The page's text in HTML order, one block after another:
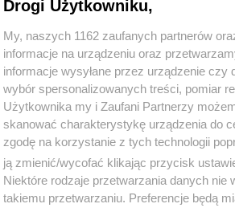
Polityka
PiS
Rząd
Drogi Użytkowniku,
My, naszych 1162 zaufanych partnerów
informacje na urządzeniu oraz
informacje wysyłane przez urządzenie
wybór spersonalizowanych treści, pomiar
Użytkownika my i Zaufani Partnerzy
skanować charakterystykę urządzenia do
zgodę na korzystanie z tych technologii
ją zmienić/wycofać klikając przycisk
Niektóre rodzaje przetwarzania danych
takiemu przetwarzaniu. Preferencje będą